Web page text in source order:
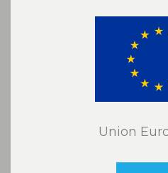
Union